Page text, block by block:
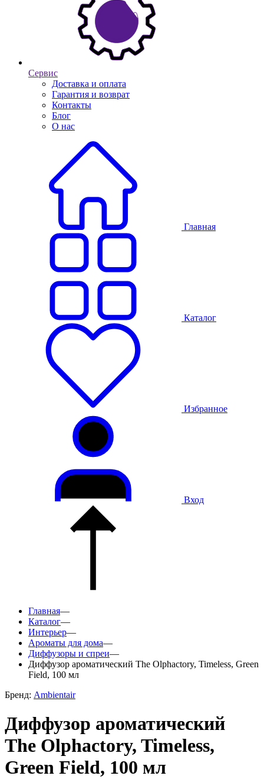
Сервис
Доставка и оплата
Гарантия и возврат
Контакты
Блог
О нас
Главная
Каталог
Избранное
Вход
Главная—
Каталог—
Интерьер—
Ароматы для дома—
Диффузоры и спреи—
Диффузор ароматический The Olphactory, Timeless, Green
Field, 100 мл
Бренд: Ambientair
Диффузор ароматический
The Olphactory, Timeless,
Green Field, 100 мл